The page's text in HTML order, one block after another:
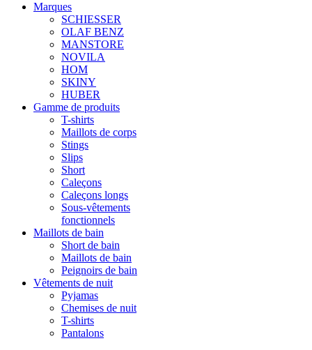
Marques
SCHIESSER
OLAF BENZ
MANSTORE
NOVILA
HOM
SKINY
HUBER
Gamme de produits
T-shirts
Maillots de corps
Stings
Slips
Short
Caleçons
Caleçons longs
Sous-vêtements
fonctionnels
Maillots de bain
Short de bain
Maillots de bain
Peignoirs de bain
Vêtements de nuit
Pyjamas
Chemises de nuit
T-shirts
Pantalons